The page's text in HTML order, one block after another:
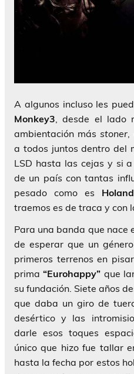
A algunos incluso les
Monkey3 , desde el lado
ambientación másstoner
a todos juntos dentro del
LSD hasta las cejas y si
de un país con tantas
pesado como es
traemos es de traca y con
Para una banda que nace
de esperar que un
primeros terrenos en
prima“Eurohappy” que
su fundación. Siete años
que daba un giro de
desértico y las
darle esos toques
único que hizo fue tallar
hasta la fecha por estos